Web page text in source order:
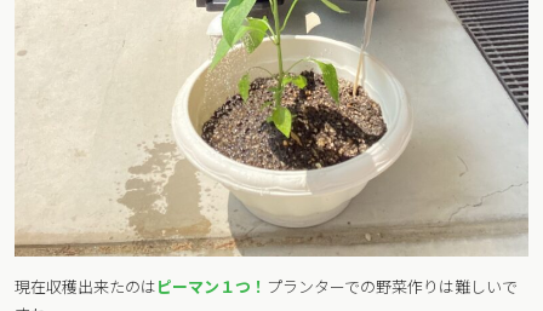
現在収穫出来たのはピーマン１つ！ プランターでの野菜作りは難しいで